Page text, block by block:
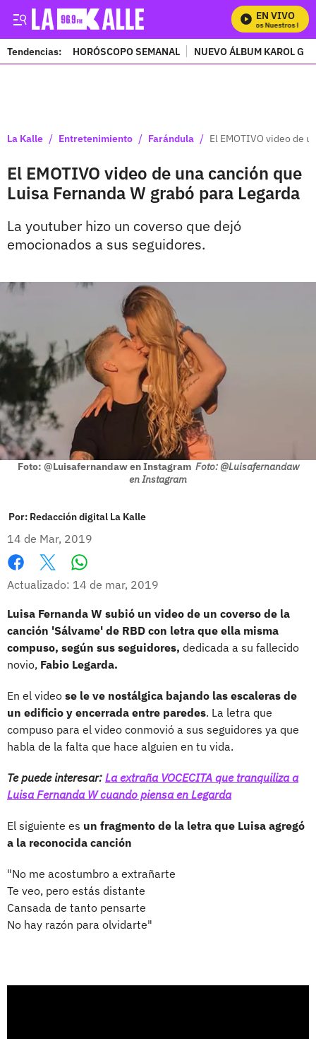
EN VIVO
Mira Todos Nuestros
Tendencias: HORÓSCOPO SEMANAL NUEVO ÁLBUM KAROL G
La Kalle / Entretenimiento / Farándula / El EMOTIVO video de
El EMOTIVO video de una canción que
Luisa Fernanda W grabó para Legarda
La youtuber hizo un coverso que dejó
emocionados a sus seguidores.
Foto: @Luisafernandaw en Instagram Foto: @Luisafernandaw
en Instagram
Por: Redacción digital La Kalle
14 de Mar, 2019
Facebook
X
Actualizado: 14 de mar, 2019
Luisa Fernanda W subió un video de un coverso de la
canción 'Sálvame' de RBD con letra que ella misma
compuso, según sus seguidores, dedicada a su fallecido
novio, Fabio Legarda.
En el video se le ve nostálgica bajando las escaleras de
un edificio y encerrada entre paredes. La letra que
compuso para el video conmovió a sus seguidores ya que
habla de la falta que hace alguien en tu vida.
Te puede interesar: La extraña VOCECITA que tranquiliza a
Luisa Fernanda W cuando piensa en Legarda
El siguiente es un fragmento de la letra que Luisa agregó
a la reconocida canción
"No me acostumbro a extrañarte
Te veo, pero estás distante
Cansada de tanto pensarte
No hay razón para olvidarte"